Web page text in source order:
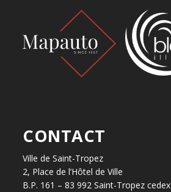
CONTACT
Ville de Saint-Tropez
2, Place de l’Hôtel de Ville
B.P. 161 – 83 992 Saint-Tropez cedex